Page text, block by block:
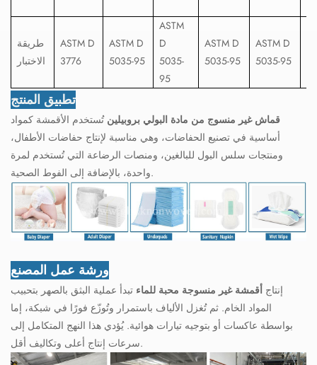
طريقة
الاختبار
ASTM D
3776
ASTM D
5035-95
ASTM
D
5035-
95
ASTM D
5035-95
ASTM D
5035-95
تطبيق المنتج
قماش غير منسوج من مادة البولي بروبيلين تُستخدم الأقمشة كمواد
أساسية في تصنيع الحفاضات، وهي مناسبة لإنتاج حفاضات الأطفال،
ومنتجات سلس البول للبالغين، ومنصات الرضاعة التي تُستخدم لمرة
واحدة، بالإضافة إلى الفوط الصحية.
ورشة عمل المصنع
إنتاج أقمشة غير منسوجة محبة للماء تبدأ عملية البثق بالصهر بتحبيب
المواد الخام. ثم تُغزل الألياف باستمرار وتُوزّع فورًا في شبكة، إما
بواسطة عاكسات أو بتوجيه تيارات هوائية. يُؤدي هذا النهج المتكامل إلى
سرعات إنتاج أعلى وتكاليف أقل.